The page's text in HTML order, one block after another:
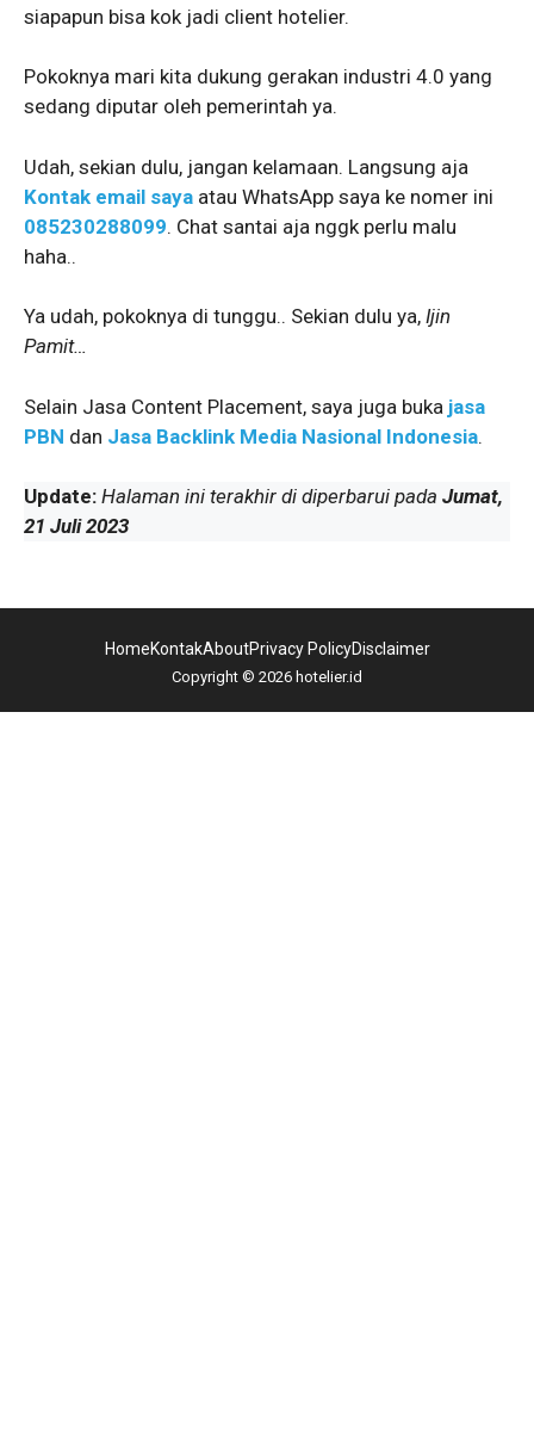
siapapun bisa kok jadi client hotelier.
Pokoknya mari kita dukung gerakan industri 4.0 yang
sedang diputar oleh pemerintah ya.
Udah, sekian dulu, jangan kelamaan. Langsung aja
Kontak email saya atau WhatsApp saya ke nomer ini
085230288099. Chat santai aja nggk perlu malu
haha..
Ya udah, pokoknya di tunggu.. Sekian dulu ya, Ijin
Pamit…
Selain Jasa Content Placement, saya juga buka jasa
PBN dan Jasa Backlink Media Nasional Indonesia.
Update: Halaman ini terakhir di diperbarui pada Jumat,
21 Juli 2023
Copyright © 2026 hotelier.id
HomeKontakAboutPrivacy PolicyDisclaimer